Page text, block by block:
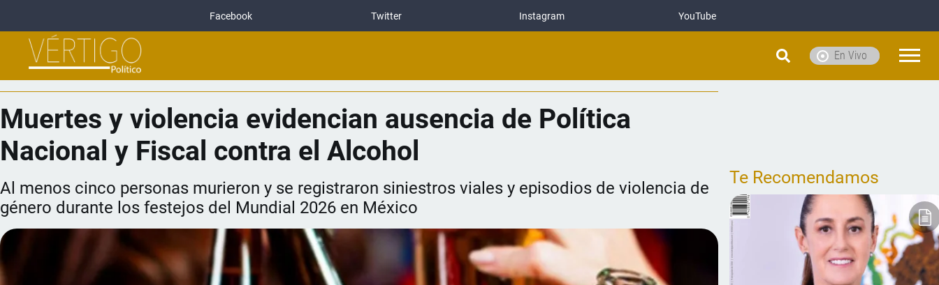
Facebook Twitter Instagram YouTube
En Vivo
Muertes y violencia evidencian ausencia de Política
Nacional y Fiscal contra el Alcohol
Al menos cinco personas murieron y se registraron siniestros viales y episodios de violencia de
género durante los festejos del Mundial 2026 en México
Te Recomendamos